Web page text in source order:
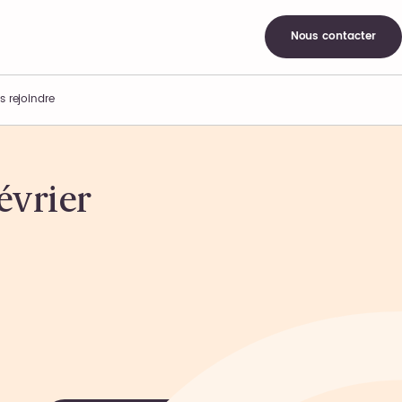
Nous contacter
rejoindre